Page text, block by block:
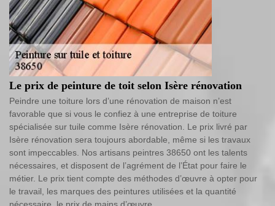
Le prix de peinture de toit selon Isère rénovation
Peindre une toiture lors d’une rénovation de maison n’est
favorable que si vous le confiez à une entreprise de toiture
spécialisée sur tuile comme Isère rénovation. Le prix livré par
Isère rénovation sera toujours abordable, même si les travaux
sont impeccables. Nos artisans peintres 38650 ont les talents
nécessaires, et disposent de l’agrément de l’État pour faire le
métier. Le prix tient compte des méthodes d’œuvre à opter pour
le travail, les marques des peintures utilisées et la quantité